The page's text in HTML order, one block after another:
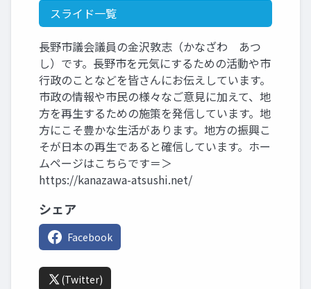
スライド一覧
長野市議会議員の金沢敦志（かなざわ あつ
し）です。長野市を元気にするための活動や市
行政のことなどを皆さんにお伝えしています。
市政の情報や市民の様々なご意見に加えて、地
方を再生するための施策を発信しています。地
方にこそ豊かな生活があります。地方の振興こ
そが日本の再生であると確信しています。ホー
ムページはこちらです＝＞
https://kanazawa-atsushi.net/
シェア
Facebook
(Twitter)